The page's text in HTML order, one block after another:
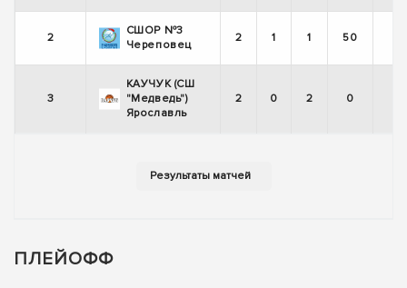
2
СШОР №3
Череповец
2 1 1 50
3
КАУЧУК (СШ
"Медведь")
Ярославль
2 0 2 0
ПЛЕЙОФФ